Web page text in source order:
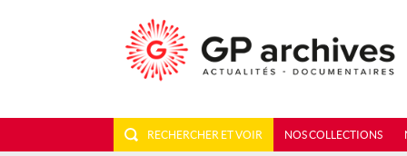
RECHERCHER ET VOIR NOS COLLECTIONS